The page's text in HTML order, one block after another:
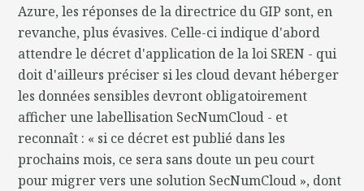
Azure, les réponses de la directrice du GIP sont, en
revanche, plus évasives. Celle-ci indique d'abord
attendre le décret d'application de la loi SREN - qui
doit d'ailleurs préciser si les cloud devant héberger
les données sensibles devront obligatoirement
afficher une labellisation SecNumCloud - et
reconnaît : « si ce décret est publié dans les
prochains mois, ce sera sans doute un peu court
pour migrer vers une solution SecNumCloud », dont